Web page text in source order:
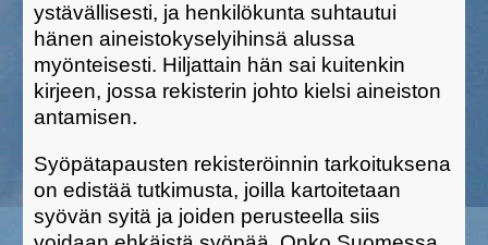
ystävällisesti, ja henkilökunta suhtautui
hänen aineistokyselyihinsä alussa
myönteisesti. Hiljattain hän sai kuitenkin
kirjeen, jossa rekisterin johto kielsi aineiston
antamisen.
Syöpätapausten rekisteröinnin tarkoituksena
on edistää tutkimusta, joilla kartoitetaan
syövän syitä ja joiden perusteella siis